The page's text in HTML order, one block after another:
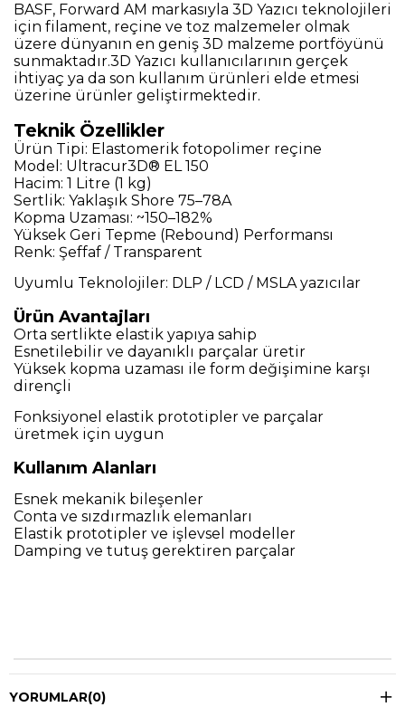
BASF, Forward AM markasıyla 3D Yazıcı teknolojileri
için filament, reçine ve toz malzemeler olmak
üzere dünyanın en geniş 3D malzeme portföyünü
sunmaktadır.3D Yazıcı kullanıcılarının gerçek
ihtiyaç ya da son kullanım ürünleri elde etmesi
üzerine ürünler geliştirmektedir.
Teknik Özellikler
Ürün Tipi: Elastomerik fotopolimer reçine
Model: Ultracur3D® EL 150
Hacim: 1 Litre (1 kg)
Sertlik: Yaklaşık Shore 75–78A
Kopma Uzaması: ~150–182%
Yüksek Geri Tepme (Rebound) Performansı
Renk: Şeffaf / Transparent
Uyumlu Teknolojiler: DLP / LCD / MSLA yazıcılar
Ürün Avantajları
Orta sertlikte elastik yapıya sahip
Esnetilebilir ve dayanıklı parçalar üretir
Yüksek kopma uzaması ile form değişimine karşı
dirençli
Fonksiyonel elastik prototipler ve parçalar
üretmek için uygun
Kullanım Alanları
Esnek mekanik bileşenler
Conta ve sızdırmazlık elemanları
Elastik prototipler ve işlevsel modeller
Damping ve tutuş gerektiren parçalar
YORUMLAR(0)